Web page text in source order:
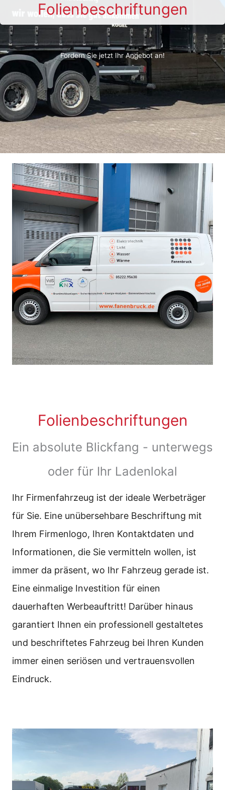
Folienbeschriftungen
Fordern Sie jetzt Ihr Angebot an!
Folienbeschriftungen
Ein absolute Blickfang - unterwegs
oder für Ihr Ladenlokal
Ihr Firmenfahrzeug ist der ideale Werbeträger
für Sie. Eine unübersehbare Beschriftung mit
Ihrem Firmenlogo, Ihren Kontaktdaten und
Informationen, die Sie vermitteln wollen, ist
immer da präsent, wo Ihr Fahrzeug gerade ist.
Eine einmalige Investition für einen
dauerhaften Werbeauftritt! Darüber hinaus
garantiert Ihnen ein professionell gestaltetes
und beschriftetes Fahrzeug bei Ihren Kunden
immer einen seriösen und vertrauensvollen
Eindruck.